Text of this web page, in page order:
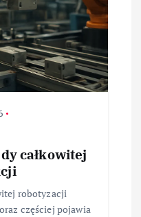
całkowitej
robotyzacji
częściej pojawia